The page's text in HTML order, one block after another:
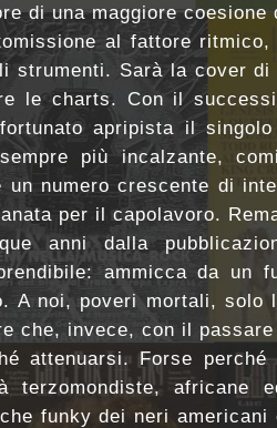
di una maggiore
al fattore
strumenti. Sarà la cover di
le charts. Con il
apripista il
più incalzante,
numero crescente di
per il capolavoro.
anni dalla
ammicca da un
A noi, poveri mortali, solo
che, invece, con il
attenuarsi. Forse
terzomondiste,
funky dei neri